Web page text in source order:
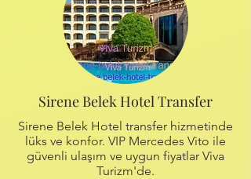
Sirene Belek Hotel Transfer
Sirene Belek Hotel transfer hizmetinde
lüks ve konfor. VIP Mercedes Vito ile
güvenli ulaşım ve uygun fiyatlar Viva
Turizm'de.